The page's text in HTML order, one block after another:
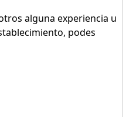
alguna experiencia u
podes